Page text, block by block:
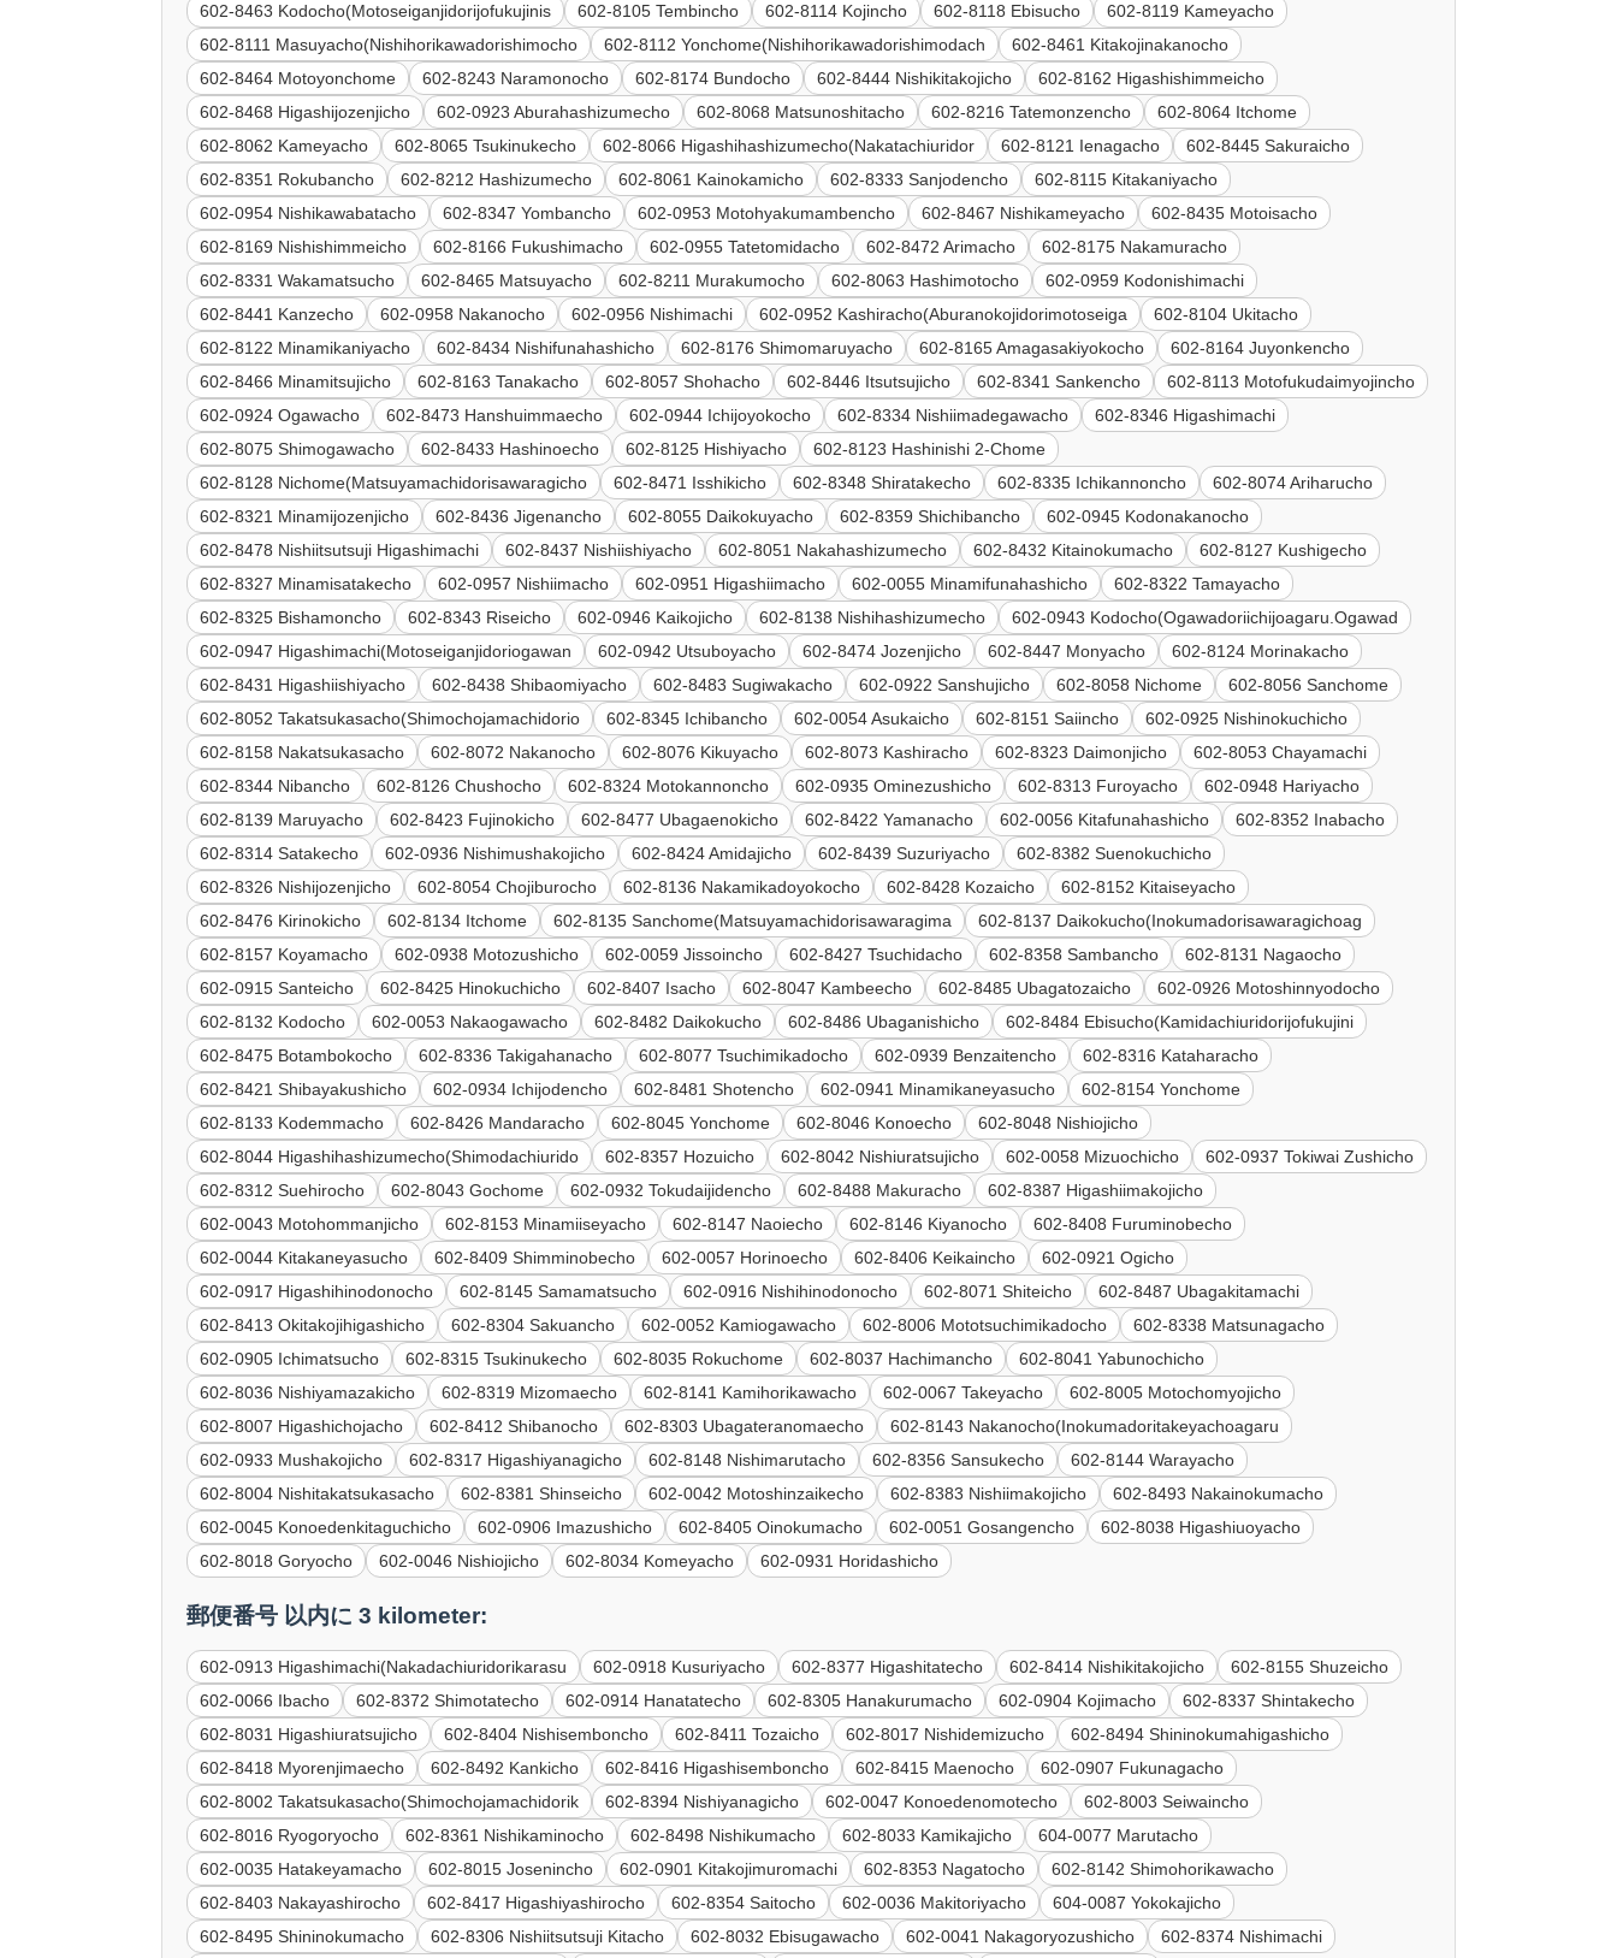
602-8463 Kodocho(Motoseiganjidorijofukujinis
602-8105 Tembincho 602-8114 Kojincho 602-8118 Ebisucho
602-8119 Kameyacho
602-8111 Masuyacho(Nishihorikawadorishimocho
602-8112 Yonchome(Nishihorikawadorishimodach
602-8461 Kitakojinakanocho
602-8464 Motoyonchome
602-8243 Naramonocho 602-8174 Bundocho 602-8444 Nishikitakojicho
602-8162 Higashishimmeicho
602-8468 Higashijozenjicho
602-0923 Aburahashizumecho 602-8068 Matsunoshitacho 602-8216 Tatemonzencho
602-8064 Itchome
602-8062 Kameyacho
602-8065 Tsukinukecho 602-8066 Higashihashizumecho(Nakatachiuridor 602-8121 Ienagacho
602-8445 Sakuraicho
602-8351 Rokubancho
602-8212 Hashizumecho 602-8061 Kainokamicho 602-8333 Sanjodencho
602-8115 Kitakaniyacho
602-0954 Nishikawabatacho
602-8347 Yombancho 602-0953 Motohyakumambencho 602-8467 Nishikameyacho
602-8435 Motoisacho
602-8169 Nishishimmeicho
602-8166 Fukushimacho 602-0955 Tatetomidacho 602-8472 Arimacho
602-8175 Nakamuracho
602-8331 Wakamatsucho
602-8465 Matsuyacho 602-8211 Murakumocho 602-8063 Hashimotocho
602-0959 Kodonishimachi
602-8441 Kanzecho
602-0958 Nakanocho 602-0956 Nishimachi 602-0952 Kashiracho(Aburanokojidorimotoseiga
602-8104 Ukitacho
602-8122 Minamikaniyacho
602-8434 Nishifunahashicho 602-8176 Shimomaruyacho 602-8165 Amagasakiyokocho
602-8164 Juyonkencho
602-8466 Minamitsujicho
602-8163 Tanakacho 602-8057 Shohacho 602-8446 Itsutsujicho 602-8341 Sankencho
602-8113 Motofukudaimyojincho
602-0924 Ogawacho
602-8473 Hanshuimmaecho 602-0944 Ichijoyokocho 602-8334 Nishiimadegawacho
602-8346 Higashimachi
602-8075 Shimogawacho
602-8433 Hashinoecho 602-8125 Hishiyacho
602-8123 Hashinishi 2-Chome
602-8128 Nichome(Matsuyamachidorisawaragicho
602-8471 Isshikicho 602-8348 Shiratakecho 602-8335 Ichikannoncho
602-8074 Ariharucho
602-8321 Minamijozenjicho
602-8436 Jigenancho 602-8055 Daikokuyacho 602-8359 Shichibancho
602-0945 Kodonakanocho
602-8478 Nishiitsutsuji Higashimachi
602-8437 Nishiishiyacho 602-8051 Nakahashizumecho 602-8432 Kitainokumacho
602-8127 Kushigecho
602-8327 Minamisatakecho
602-0957 Nishiimacho 602-0951 Higashiimacho 602-0055 Minamifunahashicho
602-8322 Tamayacho
602-8325 Bishamoncho
602-8343 Riseicho 602-0946 Kaikojicho 602-8138 Nishihashizumecho
602-0943 Kodocho(Ogawadoriichijoagaru.Ogawad
602-0947 Higashimachi(Motoseiganjidoriogawan
602-0942 Utsuboyacho 602-8474 Jozenjicho 602-8447 Monyacho
602-8124 Morinakacho
602-8431 Higashiishiyacho
602-8438 Shibaomiyacho 602-8483 Sugiwakacho 602-0922 Sanshujicho 602-8058 Nichome
602-8056 Sanchome
602-8052 Takatsukasacho(Shimochojamachidorio
602-8345 Ichibancho 602-0054 Asukaicho 602-8151 Saiincho
602-0925 Nishinokuchicho
602-8158 Nakatsukasacho
602-8072 Nakanocho 602-8076 Kikuyacho 602-8073 Kashiracho 602-8323 Daimonjicho
602-8053 Chayamachi
602-8344 Nibancho
602-8126 Chushocho 602-8324 Motokannoncho 602-0935 Ominezushicho 602-8313 Furoyacho
602-0948 Hariyacho
602-8139 Maruyacho
602-8423 Fujinokicho 602-8477 Ubagaenokicho 602-8422 Yamanacho 602-0056 Kitafunahashicho
602-8352 Inabacho
602-8314 Satakecho
602-0936 Nishimushakojicho 602-8424 Amidajicho 602-8439 Suzuriyacho
602-8382 Suenokuchicho
602-8326 Nishijozenjicho
602-8054 Chojiburocho 602-8136 Nakamikadoyokocho 602-8428 Kozaicho
602-8152 Kitaiseyacho
602-8476 Kirinokicho
602-8134 Itchome 602-8135 Sanchome(Matsuyamachidorisawaragima
602-8137 Daikokucho(Inokumadorisawaragichoag
602-8157 Koyamacho
602-0938 Motozushicho 602-0059 Jissoincho 602-8427 Tsuchidacho 602-8358 Sambancho
602-8131 Nagaocho
602-0915 Santeicho
602-8425 Hinokuchicho 602-8407 Isacho 602-8047 Kambeecho 602-8485 Ubagatozaicho
602-0926 Motoshinnyodocho
602-8132 Kodocho
602-0053 Nakaogawacho 602-8482 Daikokucho 602-8486 Ubaganishicho
602-8484 Ebisucho(Kamidachiuridorijofukujini
602-8475 Botambokocho
602-8336 Takigahanacho 602-8077 Tsuchimikadocho 602-0939 Benzaitencho
602-8316 Kataharacho
602-8421 Shibayakushicho
602-0934 Ichijodencho 602-8481 Shotencho 602-0941 Minamikaneyasucho
602-8154 Yonchome
602-8133 Kodemmacho
602-8426 Mandaracho 602-8045 Yonchome 602-8046 Konoecho
602-8048 Nishiojicho
602-8044 Higashihashizumecho(Shimodachiurido
602-8357 Hozuicho 602-8042 Nishiuratsujicho 602-0058 Mizuochicho
602-0937 Tokiwai Zushicho
602-8312 Suehirocho
602-8043 Gochome 602-0932 Tokudaijidencho 602-8488 Makuracho
602-8387 Higashiimakojicho
602-0043 Motohommanjicho
602-8153 Minamiiseyacho 602-8147 Naoiecho 602-8146 Kiyanocho
602-8408 Furuminobecho
602-0044 Kitakaneyasucho
602-8409 Shimminobecho 602-0057 Horinoecho 602-8406 Keikaincho
602-0921 Ogicho
602-0917 Higashihinodonocho
602-8145 Samamatsucho 602-0916 Nishihinodonocho 602-8071 Shiteicho
602-8487 Ubagakitamachi
602-8413 Okitakojihigashicho
602-8304 Sakuancho 602-0052 Kamiogawacho 602-8006 Mototsuchimikadocho
602-8338 Matsunagacho
602-0905 Ichimatsucho
602-8315 Tsukinukecho 602-8035 Rokuchome 602-8037 Hachimancho
602-8041 Yabunochicho
602-8036 Nishiyamazakicho
602-8319 Mizomaecho 602-8141 Kamihorikawacho 602-0067 Takeyacho
602-8005 Motochomyojicho
602-8007 Higashichojacho
602-8412 Shibanocho 602-8303 Ubagateranomaecho
602-8143 Nakanocho(Inokumadoritakeyachoagaru
602-0933 Mushakojicho
602-8317 Higashiyanagicho 602-8148 Nishimarutacho 602-8356 Sansukecho
602-8144 Warayacho
602-8004 Nishitakatsukasacho
602-8381 Shinseicho 602-0042 Motoshinzaikecho 602-8383 Nishiimakojicho
602-8493 Nakainokumacho
602-0045 Konoedenkitaguchicho
602-0906 Imazushicho 602-8405 Oinokumacho 602-0051 Gosangencho
602-8038 Higashiuoyacho
602-8018 Goryocho
602-0046 Nishiojicho 602-8034 Komeyacho 602-0931 Horidashicho
郵便番号 以内に 3 kilometer:
602-0913 Higashimachi(Nakadachiuridorikarasu 602-0918 Kusuriyacho 602-8377 Higashitatecho 602-8414 Nishikitakojicho
602-8155 Shuzeicho
602-0066 Ibacho
602-8372 Shimotatecho 602-0914 Hanatatecho 602-8305 Hanakurumacho 602-0904 Kojimacho
602-8337 Shintakecho
602-8031 Higashiuratsujicho
602-8404 Nishisemboncho 602-8411 Tozaicho 602-8017 Nishidemizucho
602-8494 Shininokumahigashicho
602-8418 Myorenjimaecho
602-8492 Kankicho 602-8416 Higashisemboncho 602-8415 Maenocho
602-0907 Fukunagacho
602-8002 Takatsukasacho(Shimochojamachidorik
602-8394 Nishiyanagicho 602-0047 Konoedenomotecho
602-8003 Seiwaincho
602-8016 Ryogoryocho
602-8361 Nishikaminocho 602-8498 Nishikumacho 602-8033 Kamikajicho
604-0077 Marutacho
602-0035 Hatakeyamacho
602-8015 Josenincho 602-0901 Kitakojimuromachi 602-8353 Nagatocho
602-8142 Shimohorikawacho
602-8403 Nakayashirocho
602-8417 Higashiyashirocho 602-8354 Saitocho 602-0036 Makitoriyacho
604-0087 Yokokajicho
602-8495 Shininokumacho
602-8306 Nishiitsutsuji Kitacho 602-8032 Ebisugawacho 602-0041 Nakagoryozushicho 602-8374 Nishimachi